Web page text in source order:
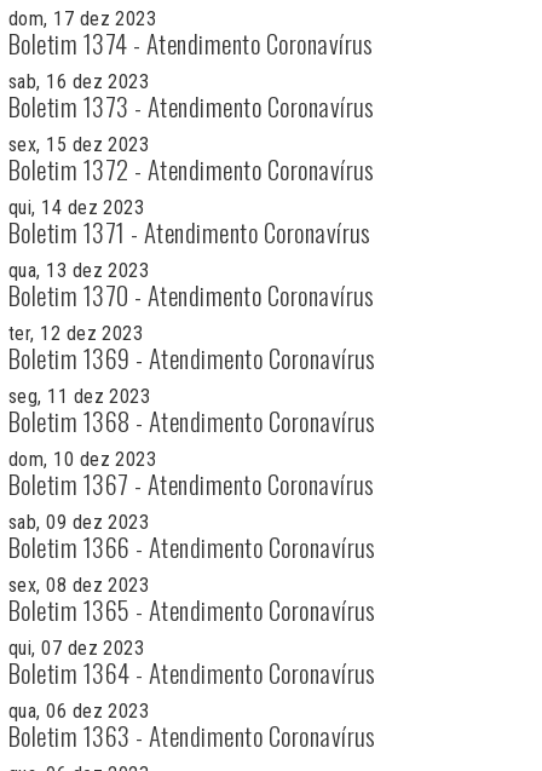
dom, 17 dez 2023
Boletim 1374 - Atendimento Coronavírus
sab, 16 dez 2023
Boletim 1373 - Atendimento Coronavírus
sex, 15 dez 2023
Boletim 1372 - Atendimento Coronavírus
qui, 14 dez 2023
Boletim 1371 - Atendimento Coronavírus
qua, 13 dez 2023
Boletim 1370 - Atendimento Coronavírus
ter, 12 dez 2023
Boletim 1369 - Atendimento Coronavírus
seg, 11 dez 2023
Boletim 1368 - Atendimento Coronavírus
dom, 10 dez 2023
Boletim 1367 - Atendimento Coronavírus
sab, 09 dez 2023
Boletim 1366 - Atendimento Coronavírus
sex, 08 dez 2023
Boletim 1365 - Atendimento Coronavírus
qui, 07 dez 2023
Boletim 1364 - Atendimento Coronavírus
qua, 06 dez 2023
Boletim 1363 - Atendimento Coronavírus